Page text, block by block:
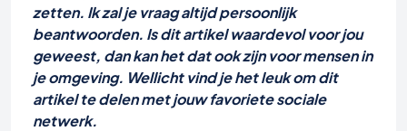
zetten. Ik zal je vraag altijd persoonlijk
beantwoorden. Is dit artikel waardevol voor jou
geweest, dan kan het dat ook zijn voor mensen in
je omgeving. Wellicht vind je het leuk om dit
artikel te delen met jouw favoriete sociale
netwerk.